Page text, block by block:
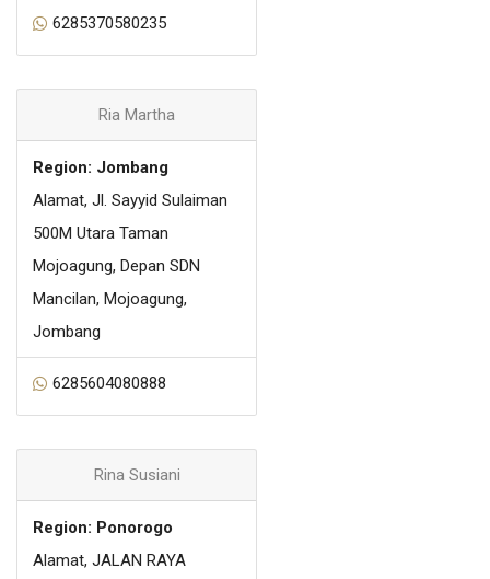
6285370580235
Ria Martha
Region: Jombang
Alamat, Jl. Sayyid Sulaiman
500M Utara Taman
Mojoagung, Depan SDN
Mancilan, Mojoagung,
Jombang
6285604080888
Rina Susiani
Region: Ponorogo
Alamat, JALAN RAYA